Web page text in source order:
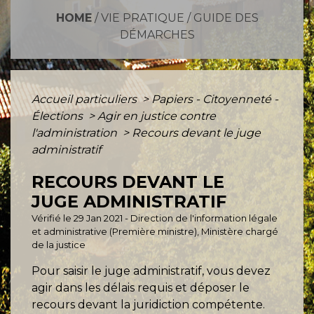
HOME/ VIE PRATIQUE / GUIDE DES
DÉMARCHES
Accueil particuliers> Papiers - Citoyenneté -
Élections > Agir en justice contre
l'administration > Recours devant le juge
administratif
RECOURS DEVANT LE
JUGE ADMINISTRATIF
Vérifié le 29 Jan 2021 - Direction de l'information légale
et administrative (Première ministre), Ministère chargé
de la justice
Pour saisir le juge administratif, vous devez
agir dans les délais requis et déposer le
recours devant la juridiction compétente.